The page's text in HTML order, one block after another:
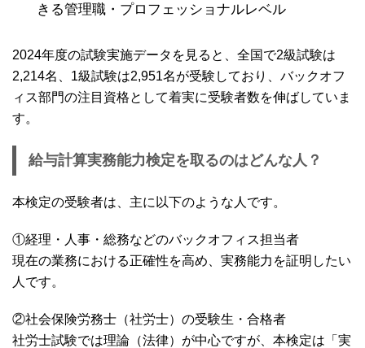
きる管理職・プロフェッショナルレベル
2024年度の試験実施データを見ると、全国で2級試験は
2,214名、1級試験は2,951名が受験しており、バックオフ
ィス部門の注目資格として着実に受験者数を伸ばしていま
す。
給与計算実務能力検定を取るのはどんな人？
本検定の受験者は、主に以下のような人です。
①経理・人事・総務などのバックオフィス担当者
現在の業務における正確性を高め、実務能力を証明したい
人です。
②社会保険労務士（社労士）の受験生・合格者
社労士試験では理論（法律）が中心ですが、本検定は「実